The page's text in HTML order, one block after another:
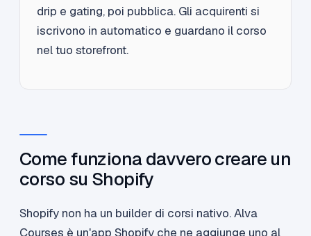
drip e gating, poi pubblica. Gli acquirenti si
iscrivono in automatico e guardano il corso
nel tuo storefront.
Come funziona davvero creare un
corso su Shopify
Shopify non ha un builder di corsi nativo. Alva
Courses è un'app Shopify che ne aggiunge uno al